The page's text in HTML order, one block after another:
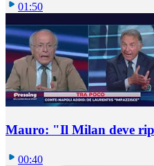
01:50
Mauro: "Il Milan deve
00:40